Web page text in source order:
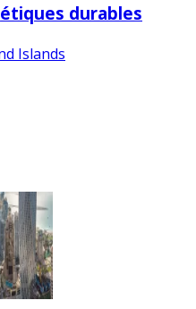
durables
Islands